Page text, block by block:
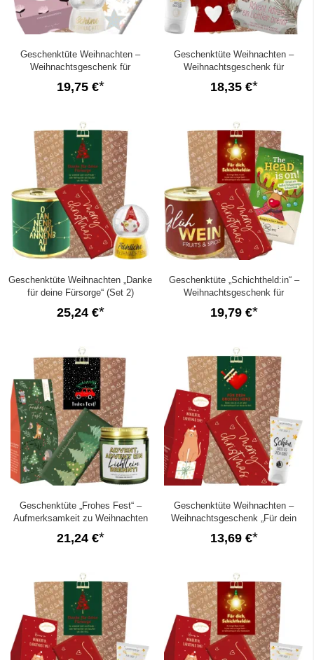
Geschenktüte Weihnachten –
Weihnachtsgeschenk für
Pflegekräfte / Pflegeheld:in (Set 3)
19,75 €
Geschenktüte Weihnachten –
Weihnachtsgeschenk für
Pflegekräfte / Pflegeheld:in (Set 2)
18,35 €
Geschenktüte Weihnachten „Danke
für deine Fürsorge“ (Set 2)
25,24 €
Geschenktüte „Schichtheld:in“ –
Weihnachtsgeschenk für
Schichtarbeiterin (Set 3)
19,79 €
Geschenktüte „Frohes Fest“ –
Aufmerksamkeit zu Weihnachten
(Auto – Set 5)
21,24 €
Geschenktüte Weihnachten –
Weihnachtsgeschenk „Für dein
großes Herz“ (Set 1)
13,69 €